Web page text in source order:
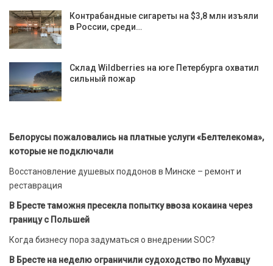
Контрабандные сигареты на $3,8 млн изъяли
в России, среди…
Склад Wildberries на юге Петербурга охватил
сильный пожар
Белорусы пожаловались на платные услуги «Белтелекома»,
которые не подключали
Восстановление душевых поддонов в Минске – ремонт и
реставрация
В Бресте таможня пресекла попытку ввоза кокаина через
границу с Польшей
Когда бизнесу пора задуматься о внедрении SOC?
В Бресте на неделю ограничили судоходство по Мухавцу